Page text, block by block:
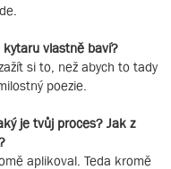
vlastně baví?
si to, než abych to tady
poezie.
je tvůj proces? Jak z
aplikoval. Teda kromě